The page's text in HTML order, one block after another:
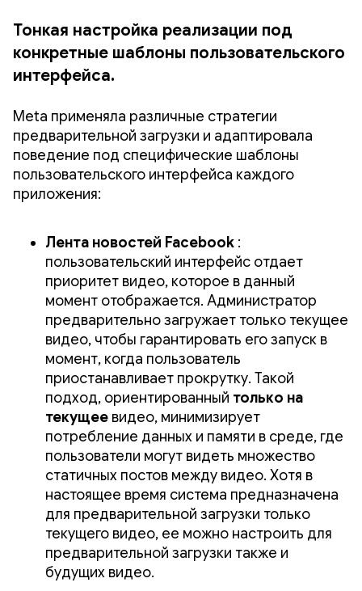
Тонкая настройка реализации под
конкретные шаблоны пользовательского
интерфейса.
Meta применяла различные стратегии
предварительной загрузки и адаптировала
поведение под специфические шаблоны
пользовательского интерфейса каждого
приложения:
Лента новостей Facebook :
пользовательский интерфейс отдает
приоритет видео, которое в данный
момент отображается. Администратор
предварительно загружает только текущее
видео, чтобы гарантировать его запуск в
момент, когда пользователь
приостанавливает прокрутку. Такой
подход, ориентированный только на
текущее видео, минимизирует
потребление данных и памяти в среде, где
пользователи могут видеть множество
статичных постов между видео. Хотя в
настоящее время система предназначена
для предварительной загрузки только
текущего видео, ее можно настроить для
предварительной загрузки также и
будущих видео.